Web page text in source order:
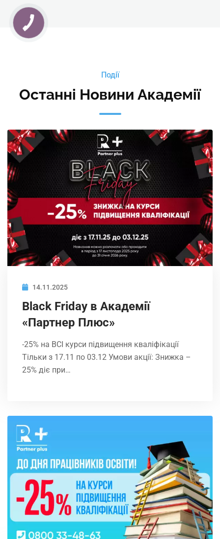
Події
Останні Новини Академії
14.11.2025
Black Friday в Академії
«Партнер Плюс»
-25% на ВСІ курси підвищення кваліфікації
Тільки з 17.11 по 03.12 Умови акції: Знижка –
25% діє при…